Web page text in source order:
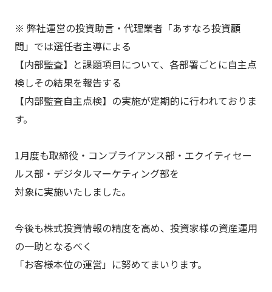
※ 弊社運営の投資助言・代理業者「あすなろ投資顧
問」では選任者主導による
【内部監査】と課題項目について、各部署ごとに自主点
検しその結果を報告する
【内部監査自主点検】の実施が定期的に行われておりま
す。
1月度も取締役・コンプライアンス部・エクイティセー
ルス部・デジタルマーケティング部を
対象に実施いたしました。
今後も株式投資情報の精度を高め、投資家様の資産運用
の一助となるべく
「お客様本位の運営」に努めてまいります。